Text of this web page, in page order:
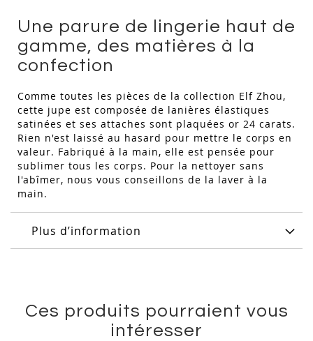
Une parure de lingerie haut de
gamme, des matières à la
confection
Comme toutes les pièces de la collection Elf Zhou,
cette jupe est composée de lanières élastiques
satinées et ses attaches sont plaquées or 24 carats.
Rien n'est laissé au hasard pour mettre le corps en
valeur. Fabriqué à la main, elle est pensée pour
sublimer tous les corps. Pour la nettoyer sans
l'abîmer, nous vous conseillons de la laver à la
main.
Plus d’information
Ces produits pourraient vous
intéresser